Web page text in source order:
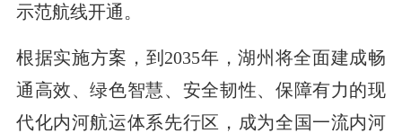
示范航线开通。
根据实施方案，到2035年，湖州将全面建成畅
通高效、绿色智慧、安全韧性、保障有力的现
代化内河航运体系先行区，成为全国一流内河